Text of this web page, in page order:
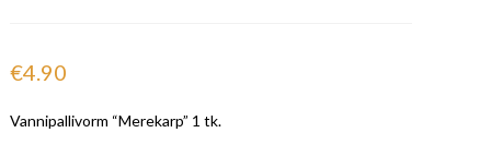
€4.90
Vannipallivorm “Merekarp” 1 tk.